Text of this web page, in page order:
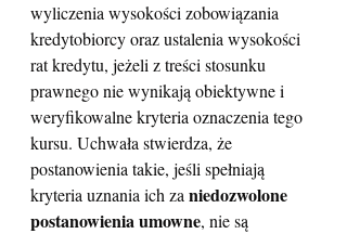
wyliczenia wysokości zobowiązania
kredytobiorcy oraz ustalenia wysokości
rat kredytu, jeżeli z treści stosunku
prawnego nie wynikają obiektywne i
weryfikowalne kryteria oznaczenia tego
kursu. Uchwała stwierdza, że
postanowienia takie, jeśli spełniają
kryteria uznania ich za niedozwolone
postanowienia umowne, nie są